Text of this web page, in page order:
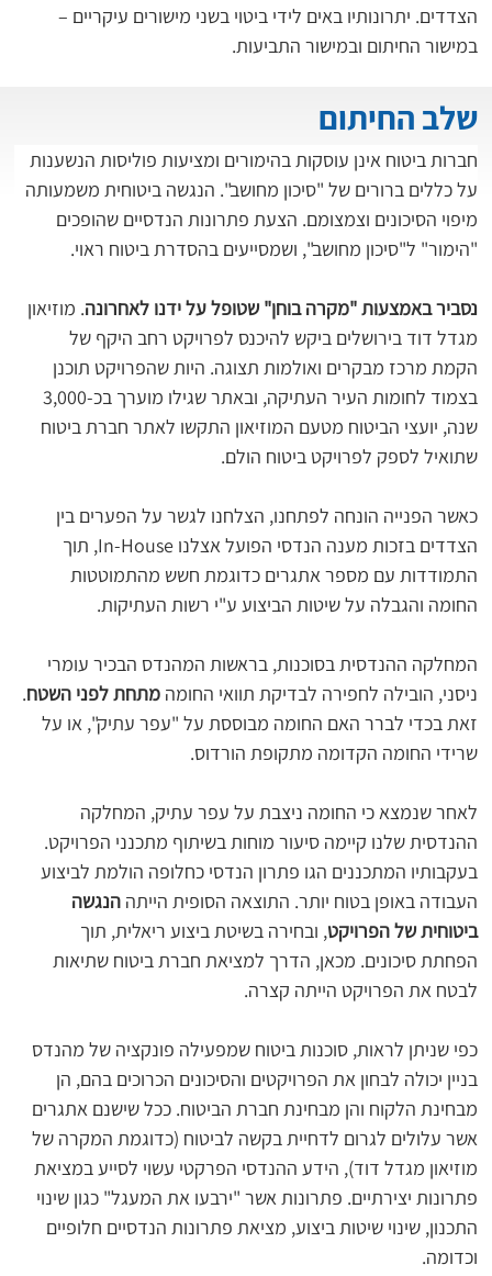
הצדדים. יתרונותיו באים לידי ביטוי בשני מישורים עיקריים –
במישור החיתום ובמישור התביעות.
שלב החיתום
חברות ביטוח אינן עוסקות בהימורים ומציעות פוליסות הנשענות
על כללים ברורים של "סיכון מחושב". הנגשה ביטוחית משמעותה
מיפוי הסיכונים וצמצומם. הצעת פתרונות הנדסיים שהופכים
"הימור" ל"סיכון מחושב", ושמסייעים בהסדרת ביטוח ראוי.
נסביר באמצעות "מקרה בוחן" שטופל על ידנו לאחרונה. מוזיאון
מגדל דוד בירושלים ביקש להיכנס לפרויקט רחב היקף של
הקמת מרכז מבקרים ואולמות תצוגה. היות שהפרויקט תוכנן
שנה, יועצי הביטוח מטעם המוזיאון התקשו לאתר חברת ביטוח
שתואיל לספק לפרויקט ביטוח הולם.
כאשר הפנייה הונחה לפתחנו, הצלחנו לגשר על הפערים בין
הצדדים בזכות מענה הנדסי הפועל אצלנו In-House, תוך
התמודדות עם מספר אתגרים כדוגמת חשש מהתמוטטות
החומה והגבלה על שיטות הביצוע ע"י רשות העתיקות.
המחלקה ההנדסית בסוכנות, בראשות המהנדס הבכיר עומרי
ניסני, הובילה לחפירה לבדיקת תוואי החומה מתחת לפני השטח.
זאת בכדי לברר האם החומה מבוססת על "עפר עתיק", או על
שרידי החומה הקדומה מתקופת הורדוס.
לאחר שנמצא כי החומה ניצבת על עפר עתיק, המחלקה
ההנדסית שלנו קיימה סיעור מוחות בשיתוף מתכנני הפרויקט.
בעקבותיו המתכננים הגו פתרון הנדסי כחלופה הולמת לביצוע
העבודה באופן בטוח יותר. התוצאה הסופית הייתה הנגשה
ביטוחיתשל הפרויקט, ובחירה בשיטת ביצוע ריאלית, תוך
הפחתת סיכונים. מכאן, הדרך למציאת חברת ביטוח שתיאות
לבטח את הפרויקט הייתה קצרה.
כפי שניתן לראות, סוכנות ביטוח שמפעילה פונקציה של מהנדס
בניין יכולה לבחון את הפרויקטים והסיכונים הכרוכים בהם, הן
מבחינת הלקוח והן מבחינת חברת הביטוח. ככל שישנם אתגרים
אשר עלולים לגרום לדחיית בקשה לביטוח (כדוגמת המקרה של
מוזיאון מגדל דוד), הידע ההנדסי הפרקטי עשוי לסייע במציאת
פתרונות יצירתיים. פתרונות אשר "ירבעו את המעגל" כגון שינוי
התכנון, שינוי שיטות ביצוע, מציאת פתרונות הנדסיים חלופיים
וכדומה.